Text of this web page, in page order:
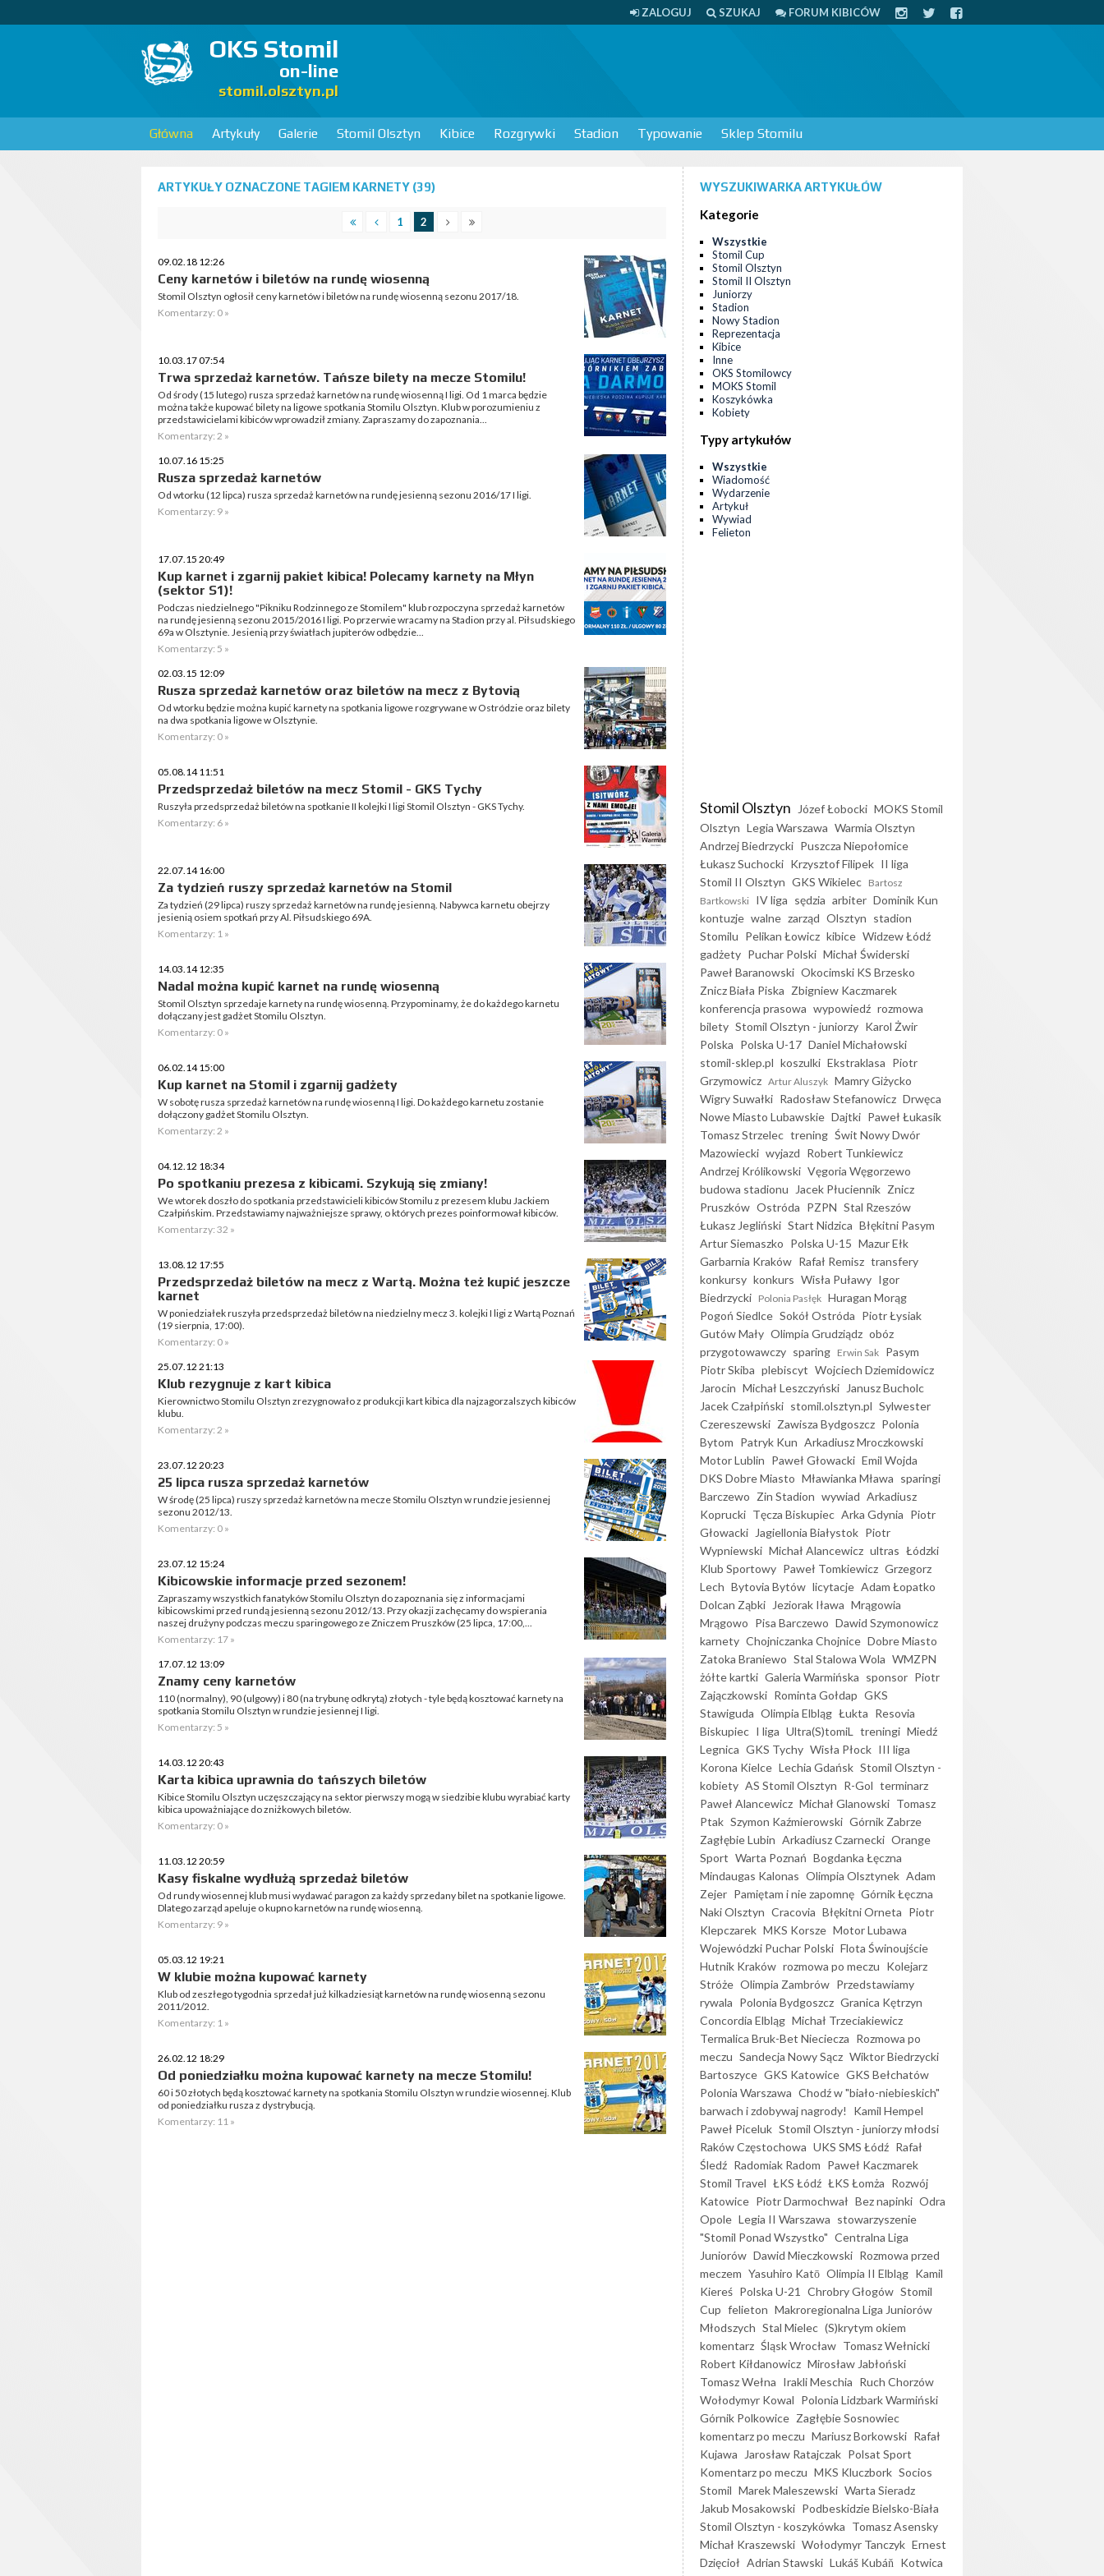
ZALOGUJ SZUKAJ FORUM KIBICÓW
OKS Stomil
on-line
stomil.olsztyn.pl
Główna Artykuły Galerie Stomil Olsztyn Kibice Rozgrywki Stadion Typowanie Sklep Stomilu
ARTYKUŁY OZNACZONE TAGIEM KARNETY (39)
1 2
09.02.18 12:26
Ceny karnetów i biletów na rundę wiosenną
Stomil Olsztyn ogłosił ceny karnetów i biletów na rundę wiosenną sezonu 2017/18.
Komentarzy: 0 »
10.03.17 07:54
Trwa sprzedaż karnetów. Tańsze bilety na mecze Stomilu!
Od środy (15 lutego) rusza sprzedaż karnetów na rundę wiosenną I ligi. Od 1 marca będzie
można także kupować bilety na ligowe spotkania Stomilu Olsztyn. Klub w porozumieniu z
przedstawicielami kibiców wprowadził zmiany. Zapraszamy do zapoznania...
Komentarzy: 2 »
10.07.16 15:25
Rusza sprzedaż karnetów
Od wtorku (12 lipca) rusza sprzedaż karnetów na rundę jesienną sezonu 2016/17 I ligi.
Komentarzy: 9 »
17.07.15 20:49
Kup karnet i zgarnij pakiet kibica! Polecamy karnety na Młyn
(sektor S1)!
Podczas niedzielnego "Pikniku Rodzinnego ze Stomilem" klub rozpoczyna sprzedaż karnetów
na rundę jesienną sezonu 2015/2016 I ligi. Po przerwie wracamy na Stadion przy al. Piłsudskiego
69a w Olsztynie. Jesienią przy światłach jupiterów odbędzie...
Komentarzy: 5 »
02.03.15 12:09
Rusza sprzedaż karnetów oraz biletów na mecz z Bytovią
Od wtorku będzie można kupić karnety na spotkania ligowe rozgrywane w Ostródzie oraz bilety
na dwa spotkania ligowe w Olsztynie.
Komentarzy: 0 »
05.08.14 11:51
Przedsprzedaż biletów na mecz Stomil - GKS Tychy
Ruszyła przedsprzedaż biletów na spotkanie II kolejki I ligi Stomil Olsztyn - GKS Tychy.
Komentarzy: 6 »
22.07.14 16:00
Za tydzień ruszy sprzedaż karnetów na Stomil
Za tydzień (29 lipca) ruszy sprzedaż karnetów na rundę jesienną. Nabywca karnetu obejrzy
jesienią osiem spotkań przy Al. Piłsudskiego 69A.
Komentarzy: 1 »
14.03.14 12:35
Nadal można kupić karnet na rundę wiosenną
Stomil Olsztyn sprzedaje karnety na rundę wiosenną. Przypominamy, że do każdego karnetu
dołączany jest gadżet Stomilu Olsztyn.
Komentarzy: 0 »
06.02.14 15:00
Kup karnet na Stomil i zgarnij gadżety
W sobotę rusza sprzedaż karnetów na rundę wiosenną I ligi. Do każdego karnetu zostanie
dołączony gadżet Stomilu Olsztyn.
Komentarzy: 2 »
04.12.12 18:34
Po spotkaniu prezesa z kibicami. Szykują się zmiany!
We wtorek doszło do spotkania przedstawicieli kibiców Stomilu z prezesem klubu Jackiem
Czałpińskim. Przedstawiamy najważniejsze sprawy, o których prezes poinformował kibiców.
Komentarzy: 32 »
13.08.12 17:55
Przedsprzedaż biletów na mecz z Wartą. Można też kupić jeszcze
karnet
W poniedziałek ruszyła przedsprzedaż biletów na niedzielny mecz 3. kolejki I ligi z Wartą Poznań
(19 sierpnia, 17:00).
Komentarzy: 0 »
25.07.12 21:13
Klub rezygnuje z kart kibica
Kierownictwo Stomilu Olsztyn zrezygnowało z produkcji kart kibica dla najzagorzalszych kibiców
klubu.
Komentarzy: 2 »
23.07.12 20:23
25 lipca rusza sprzedaż karnetów
W środę (25 lipca) ruszy sprzedaż karnetów na mecze Stomilu Olsztyn w rundzie jesiennej
sezonu 2012/13.
Komentarzy: 0 »
23.07.12 15:24
Kibicowskie informacje przed sezonem!
Zapraszamy wszystkich fanatyków Stomilu Olsztyn do zapoznania się z informacjami
kibicowskimi przed rundą jesienną sezonu 2012/13. Przy okazji zachęcamy do wspierania
naszej drużyny podczas meczu sparingowego ze Zniczem Pruszków (25 lipca, 17:00,...
Komentarzy: 17 »
17.07.12 13:09
Znamy ceny karnetów
110 (normalny), 90 (ulgowy) i 80 (na trybunę odkrytą) złotych - tyle będą kosztować karnety na
spotkania Stomilu Olsztyn w rundzie jesiennej I ligi.
Komentarzy: 5 »
14.03.12 20:43
Karta kibica uprawnia do tańszych biletów
Kibice Stomilu Olsztyn uczęszczający na sektor pierwszy mogą w siedzibie klubu wyrabiać karty
kibica upoważniające do zniżkowych biletów.
Komentarzy: 0 »
11.03.12 20:59
Kasy fiskalne wydłużą sprzedaż biletów
Od rundy wiosennej klub musi wydawać paragon za każdy sprzedany bilet na spotkanie ligowe.
Dlatego zarząd apeluje o kupno karnetów na rundę wiosenną.
Komentarzy: 9 »
05.03.12 19:21
W klubie można kupować karnety
Klub od zeszłego tygodnia sprzedał już kilkadziesiąt karnetów na rundę wiosenną sezonu
2011/2012.
Komentarzy: 1 »
26.02.12 18:29
Od poniedziałku można kupować karnety na mecze Stomilu!
60 i 50 złotych będą kosztować karnety na spotkania Stomilu Olsztyn w rundzie wiosennej. Klub
od poniedziałku rusza z dystrybucją.
Komentarzy: 11 »
WYSZUKIWARKA ARTYKUŁÓW
Kategorie
Wszystkie
Stomil Cup
Stomil Olsztyn
Stomil II Olsztyn
Juniorzy
Stadion
Nowy Stadion
Reprezentacja
Kibice
Inne
OKS Stomilowcy
MOKS Stomil
Koszykówka
Kobiety
Typy artykułów
Wszystkie
Wiadomość
Wydarzenie
Artykuł
Wywiad
Felieton
Stomil Olsztyn Józef Łobocki MOKS Stomil
Olsztyn Legia Warszawa Warmia Olsztyn
Andrzej Biedrzycki Puszcza Niepołomice
Łukasz Suchocki Krzysztof Filipek II liga
Stomil II Olsztyn GKS Wikielec Bartosz
Bartkowski IV liga sędzia arbiter Dominik Kun
kontuzje walne zarząd Olsztyn stadion
Stomilu Pelikan Łowicz kibice Widzew Łódź
gadżety Puchar Polski Michał Świderski
Paweł Baranowski Okocimski KS Brzesko
Znicz Biała Piska Zbigniew Kaczmarek
konferencja prasowa wypowiedź rozmowa
bilety Stomil Olsztyn - juniorzy Karol Żwir
Polska Polska U-17 Daniel Michałowski
stomil-sklep.pl koszulki Ekstraklasa Piotr
Grzymowicz Artur Aluszyk Mamry Giżycko
Wigry Suwałki Radosław Stefanowicz Drwęca
Nowe Miasto Lubawskie Dajtki Paweł Łukasik
Tomasz Strzelec trening Świt Nowy Dwór
Mazowiecki wyjazd Robert Tunkiewicz
Andrzej Królikowski Vęgoria Węgorzewo
budowa stadionu
Jacek Płuciennik Znicz
Pruszków Ostróda PZPN Stal Rzeszów
Łukasz Jegliński Start Nidzica Błękitni Pasym
Artur Siemaszko Polska U-15 Mazur Ełk
Garbarnia Kraków Rafał Remisz transfery
konkursy konkurs Wisła Puławy Igor
Biedrzycki Polonia Pasłęk Huragan Morąg
Pogoń Siedlce Sokół Ostróda Piotr Łysiak
Gutów Mały Olimpia Grudziądz obóz
przygotowawczy sparing Erwin Sak Pasym
Piotr Skiba plebiscyt Wojciech Dziemidowicz
Jarocin Michał Leszczyński
Janusz Bucholc
Jacek Czałpiński stomil.olsztyn.pl Sylwester
Czereszewski Zawisza Bydgoszcz Polonia
Bytom Patryk Kun Arkadiusz Mroczkowski
Motor Lublin Paweł Głowacki Emil Wojda
DKS Dobre Miasto Mławianka Mława sparingi
Barczewo Zin Stadion wywiad Arkadiusz
Koprucki Tęcza Biskupiec Arka Gdynia Piotr
Głowacki
Jagiellonia Białystok Piotr
Wypniewski Michał Alancewicz ultras Łódzki
Klub Sportowy Paweł Tomkiewicz Grzegorz
Lech Bytovia Bytów licytacje Adam Łopatko
Dolcan Ząbki
Jeziorak Iława Mrągowia
Mrągowo Pisa Barczewo Dawid Szymonowicz
karnety Chojniczanka Chojnice Dobre Miasto
Zatoka Braniewo Stal Stalowa Wola WMZPN
żółte kartki Galeria Warmińska sponsor Piotr
Zajączkowski Rominta Gołdap GKS
Stawiguda Olimpia Elbląg Łukta Resovia
Biskupiec I liga Ultra(S)tomiL treningi Miedź
Legnica GKS Tychy Wisła Płock III liga
Korona Kielce Lechia Gdańsk Stomil Olsztyn -
kobiety AS Stomil Olsztyn R-Gol terminarz
Paweł Alancewicz Michał Glanowski Tomasz
Ptak Szymon Kaźmierowski Górnik Zabrze
Zagłębie Lubin Arkadiusz Czarnecki Orange
Sport Warta Poznań Bogdanka Łęczna
Mindaugas Kalonas Olimpia Olsztynek Adam
Zejer Pamiętam i nie zapomnę Górnik Łęczna
Naki Olsztyn Cracovia Błękitni Orneta Piotr
Klepczarek MKS Korsze Motor Lubawa
Wojewódzki Puchar Polski Flota Świnoujście
Hutnik Kraków rozmowa po meczu Kolejarz
Stróże Olimpia Zambrów Przedstawiamy
rywala Polonia Bydgoszcz Granica Kętrzyn
Concordia Elbląg Michał Trzeciakiewicz
Termalica Bruk-Bet Nieciecza Rozmowa po
meczu Sandecja Nowy Sącz Wiktor Biedrzycki
Bartoszyce GKS Katowice GKS Bełchatów
Polonia Warszawa Chodź w "biało-niebieskich"
barwach i zdobywaj nagrody!
Kamil Hempel
Paweł Piceluk Stomil Olsztyn - juniorzy młodsi
Raków Częstochowa UKS SMS Łódź Rafał
Śledź Radomiak Radom Paweł Kaczmarek
Stomil Travel ŁKS Łódź ŁKS Łomża Rozwój
Katowice Piotr Darmochwał Bez napinki Odra
Opole Legia II Warszawa stowarzyszenie
"Stomil Ponad Wszystko" Centralna Liga
Juniorów Dawid Mieczkowski Rozmowa przed
meczem Yasuhiro Katō Olimpia II Elbląg Kamil
Kiereś Polska U-21 Chrobry Głogów Stomil
Cup felieton Makroregionalna Liga Juniorów
Młodszych Stal Mielec (S)krytym okiem
komentarz Śląsk Wrocław Tomasz Wełnicki
Robert Kiłdanowicz Mirosław Jabłoński
Tomasz Wełna Irakli Meschia Ruch Chorzów
Wołodymyr Kowal Polonia Lidzbark Warmiński
Górnik Polkowice Zagłębie Sosnowiec
komentarz po meczu Mariusz Borkowski Rafał
Kujawa
Jarosław Ratajczak Polsat Sport
Komentarz po meczu MKS Kluczbork Socios
Stomil Marek Maleszewski Warta Sieradz
Jakub Mosakowski Podbeskidzie Bielsko-Biała
Stomil Olsztyn - koszykówka Tomasz Asensky
Michał Kraszewski Wołodymyr Tanczyk Ernest
Dzięcioł Adrian Stawski Lukáš Kubáň Kotwica